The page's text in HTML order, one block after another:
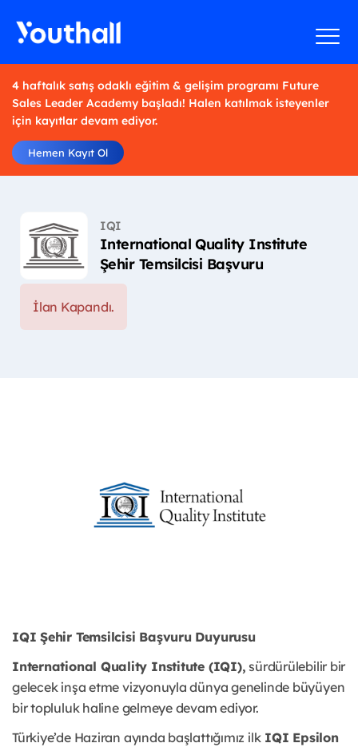
4 haftalık satış odaklı eğitim & gelişim programı Future
Sales Leader Academy başladı! Halen katılmak isteyenler
için kayıtlar devam ediyor.
Hemen Kayıt Ol
IQI
International Quality Institute
Şehir Temsilcisi Başvuru
İlan Kapandı.
IQI Şehir Temsilcisi Başvuru Duyurusu
International Quality Institute (IQI), sürdürülebilir bir
gelecek inşa etme vizyonuyla dünya genelinde büyüyen
bir topluluk haline gelmeye devam ediyor.
Türkiye’de Haziran ayında başlattığımız ilkIQI Epsilon